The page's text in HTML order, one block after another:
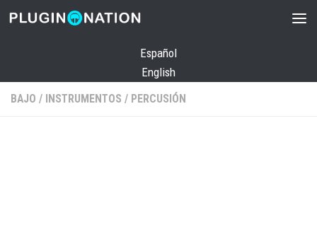
Saltar al contenido
Español
English
BAJO / INSTRUMENTOS / PERCUSIÓN